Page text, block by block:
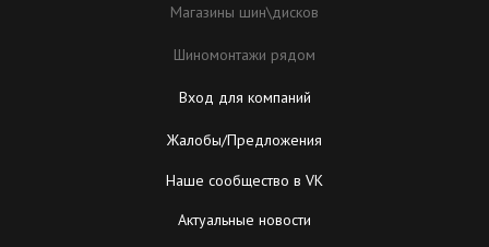
Магазины шин\дисков
Шиномонтажи рядом
Вход для компаний
Жалобы/Предложения
Наше сообщество в VK
Актуальные новости